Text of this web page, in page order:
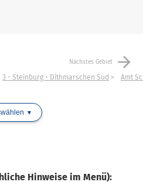
Nächstes Gebiet arrow_forward
3 - Steinburg - Dithmarschen Süd Amt
Hinweise im Menü):